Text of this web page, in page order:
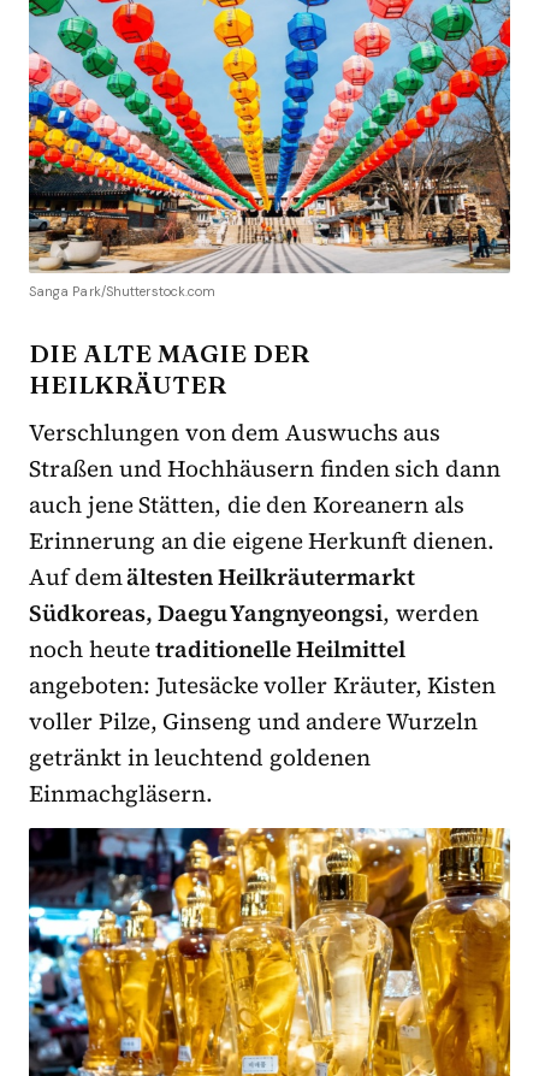
Sanga Park/Shutterstock.com
DIE ALTE MAGIE DER
HEILKRÄUTER
Verschlungen von dem Auswuchs aus
Straßen und Hochhäusern finden sich dann
auch jene Stätten, die den Koreanern als
Erinnerung an die eigene Herkunft dienen.
Auf demältesten Heilkräutermarkt
Südkoreas, Daegu Yangnyeongsi, werden
noch heutetraditionelle Heilmittel
angeboten: Jutesäcke voller Kräuter, Kisten
voller Pilze, Ginseng und andere Wurzeln
getränkt in leuchtend goldenen
Einmachgläsern.